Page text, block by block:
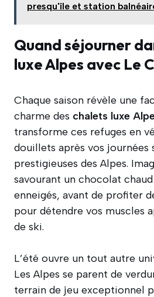
presqu'île et station
Quand séjourner
luxe Alpes avec Le
Chaque saison révèle une
charme des chalets luxe
transforme ces refuges en
douillets après vos journées
prestigieuses des Alpes.
savourant un chocolat
enneigés, avant de profiter
pour détendre vos muscles
de ski.
L’été ouvre un tout autre
Les Alpes se parent de
terrain de jeu exceptionnel